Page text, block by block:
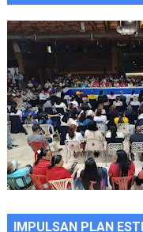
IMPULSAN PLAN